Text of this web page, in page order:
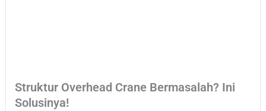
Struktur Overhead Crane Bermasalah? Ini
Solusinya!